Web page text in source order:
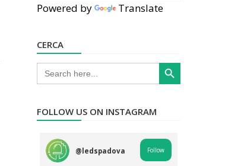
Powered by Translate
CERCA
Search
for:
Search Button
FOLLOW US ON INSTAGRAM
@ledspadova Follow